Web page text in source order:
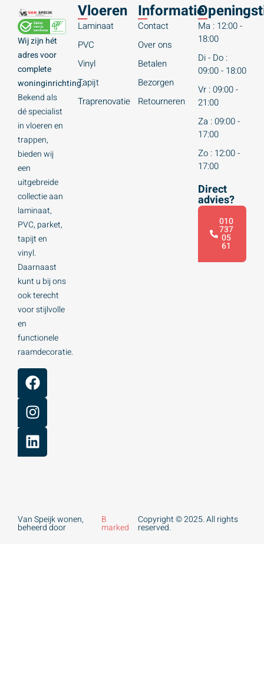
Wij zijn hét
adres voor
complete
woninginrichting.
Bekend als
dé specialist
in vloeren en
trappen,
bieden wij
een
uitgebreide
collectie aan
laminaat,
PVC, parket,
tapijt en
vinyl.
Daarnaast
kunt u bij ons
ook terecht
voor stijlvolle
en
functionele
raamdecoratie.
Vloeren
Laminaat
PVC
Vinyl
Tapijt
Traprenovatie
Informatie
Contact
Over ons
Betalen
Bezorgen
Retourneren
Ma : 12:00 -
18:00
Di - Do :
09:00 - 18:00
Vr : 09:00 -
21:00
Za : 09:00 -
17:00
Zo : 12:00 -
17:00
Direct
advies?
010
737
05
61
Van Speijk wonen,
beheerd door
B
marked
Copyright © 2025. All rights
reserved.